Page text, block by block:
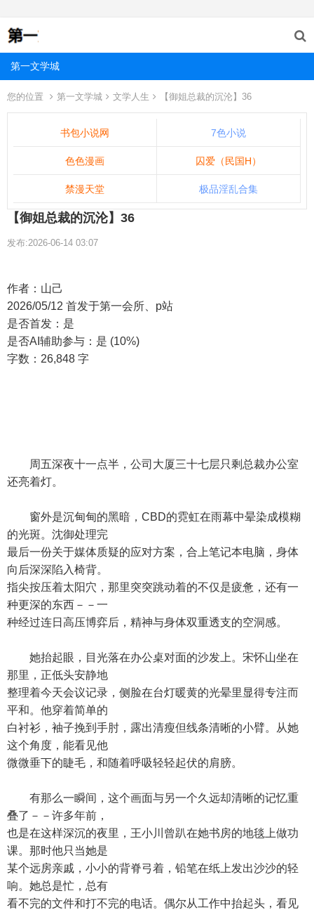
第一文学城
您的位置 第一文学城 文学人生 【御姐总裁的沉沦】36
书包小说网 7色小说
色色漫画 囚爱（民国H）
禁漫天堂 极品淫乱合集
【御姐总裁的沉沦】36
发布:2026-06-14 03:07
作者：山己
2026/05/12 首发于第一会所、p站
是否首发：是
是否AI辅助参与：是 (10%)
字数：26,848 字
周五深夜十一点半，公司大厦三十七层只剩总裁办公室
还亮着灯。
窗外是沉甸甸的黑暗，CBD的霓虹在雨幕中晕染成模糊
的光斑。沈御处理完
最后一份关于媒体质疑的应对方案，合上笔记本电脑，身体
向后深深陷入椅背。
指尖按压着太阳穴，那里突突跳动着的不仅是疲惫，还有一
种更深的东西－－一
种经过连日高压博弈后，精神与身体双重透支的空洞感。
她抬起眼，目光落在办公桌对面的沙发上。宋怀山坐在
那里，正低头安静地
整理着今天会议记录，侧脸在台灯暖黄的光晕里显得专注而
平和。他穿着简单的
白衬衫，袖子挽到手肘，露出清瘦但线条清晰的小臂。从她
这个角度，能看见他
微微垂下的睫毛，和随着呼吸轻轻起伏的肩膀。
有那么一瞬间，这个画面与另一个久远却清晰的记忆重
叠了－－许多年前，
也是在这样深沉的夜里，王小川曾趴在她书房的地毯上做功
课。那时他只当她是
某个远房亲戚，小小的背脊弓着，铅笔在纸上发出沙沙的轻
响。她总是忙，总有
看不完的文件和打不完的电话。偶尔从工作中抬起头，看见